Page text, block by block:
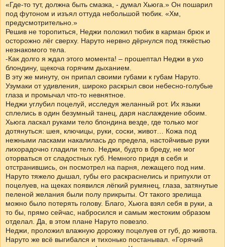
«Где-то тут, должна быть смазка, - думал Хьюга.» Он пошарил
под футоном и изъял оттуда небольшой тюбик. «Хм,
предусмотрительно.»
Решив не торопиться, Неджи положил тюбик в карман брюк и
осторожно лёг сверху. Наруто нервно дёрнулся под тяжёстью
незнакомого тела.
-Как долго я ждал этого момента! – прошептал Неджи в ухо
блондину, щекоча горячим дыханием.
В эту же минуту, он припал своими губами к губам Наруто.
Узумаки от удивления, широко раскрыл свои небесно-голубые
глаза и промычал что-то невнятное.
Неджи углубил поцелуй, исследуя желанный рот. Их языки
сплелись в один безумный танец, даря наслаждение обоим.
Хьюга ласкал руками тело блондина везде, где только мог
дотянуться: шея, ключицы, руки, соски, живот… Кожа под
нежными ласками накалилась до предела, настойчивые руки
лихорадочно гладили тело. Неджи, будто в бреду, не мог
оторваться от сладостных губ. Немного придя в себя и
отстранившись, он посмотрел на парня, лежащего под ним.
Наруто тяжело дышал, губы его раскраснелись и припухли от
поцелуев, на щеках появился лёгкий румянец, глаза, затянутые
пеленой желания были полу прикрыты. От такого зрелища
можно было потерять голову. Благо, Хьюга взял себя в руки, а
то бы, прямо сейчас, набросился и самым жестоким образом
отделал. Да, в этом плане Наруто повезло.
Неджи, проложил влажную дорожку поцелуев от губ, до живота.
Наруто же всё выгибался и тихонько постанывал. «Горячий